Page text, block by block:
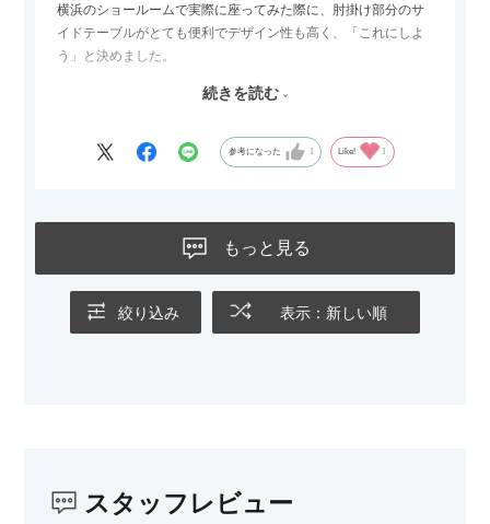
横浜のショールームで実際に座ってみた際に、肘掛け部分のサ
イドテーブルがとても便利でデザイン性も高く、「これにしよ
う」と決めました。
サイズは2.5人掛けですが、幅184cmとコンパクトなので圧迫感
グとのバランスもぴったりで、リビング全体がすっきり見えま
ないのもお気に入りのポイントです。さらに、わが家はソファ
の後ろ側を通ることも多い間取りなので、背面まできれいに仕
ても美しく、空間の印象を損ないません。
また、カウチのように足を伸ばしてくつろげるスタイルが理想
続きを読む
参考になった Like!
もっと見る
絞り込み 表示：新しい順
スタッフレビュー